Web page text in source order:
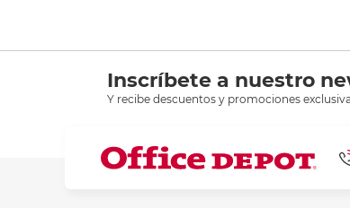
Inscríbete a nuestro
Y recibe descuentos y promociones